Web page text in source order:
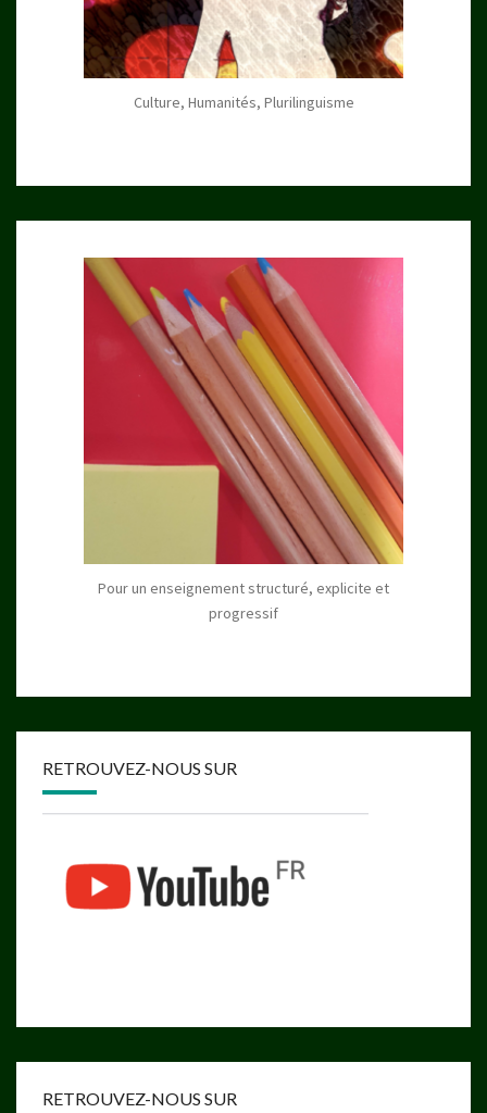
Culture, Humanités, Plurilinguisme
Pour un enseignement structuré, explicite et
progressif
RETROUVEZ-NOUS SUR
RETROUVEZ-NOUS SUR